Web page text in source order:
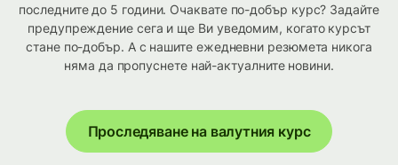
последните до 5 години. Очаквате по-добър курс? Задайте
предупреждение сега и ще Ви уведомим, когато курсът
стане по-добър. А с нашите ежедневни резюмета никога
няма да пропуснете най-актуалните новини.
Проследяване на валутния курс